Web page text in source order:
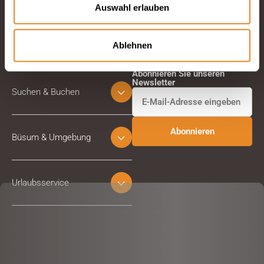
Auswahl erlauben
Ablehnen
Suchen & Buchen
Büsum & Umgebung
Urlaubsservice
Abonnieren Sie unseren
Newsletter